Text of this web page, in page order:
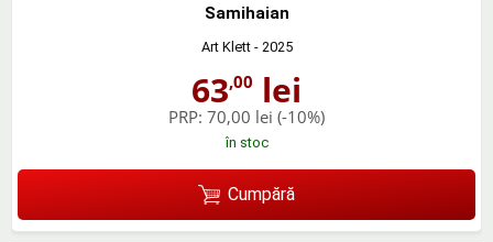
Samihaian
Art Klett- 2025
63,00 lei
PRP: 70,00 lei (-10%)
în stoc
Cumpără